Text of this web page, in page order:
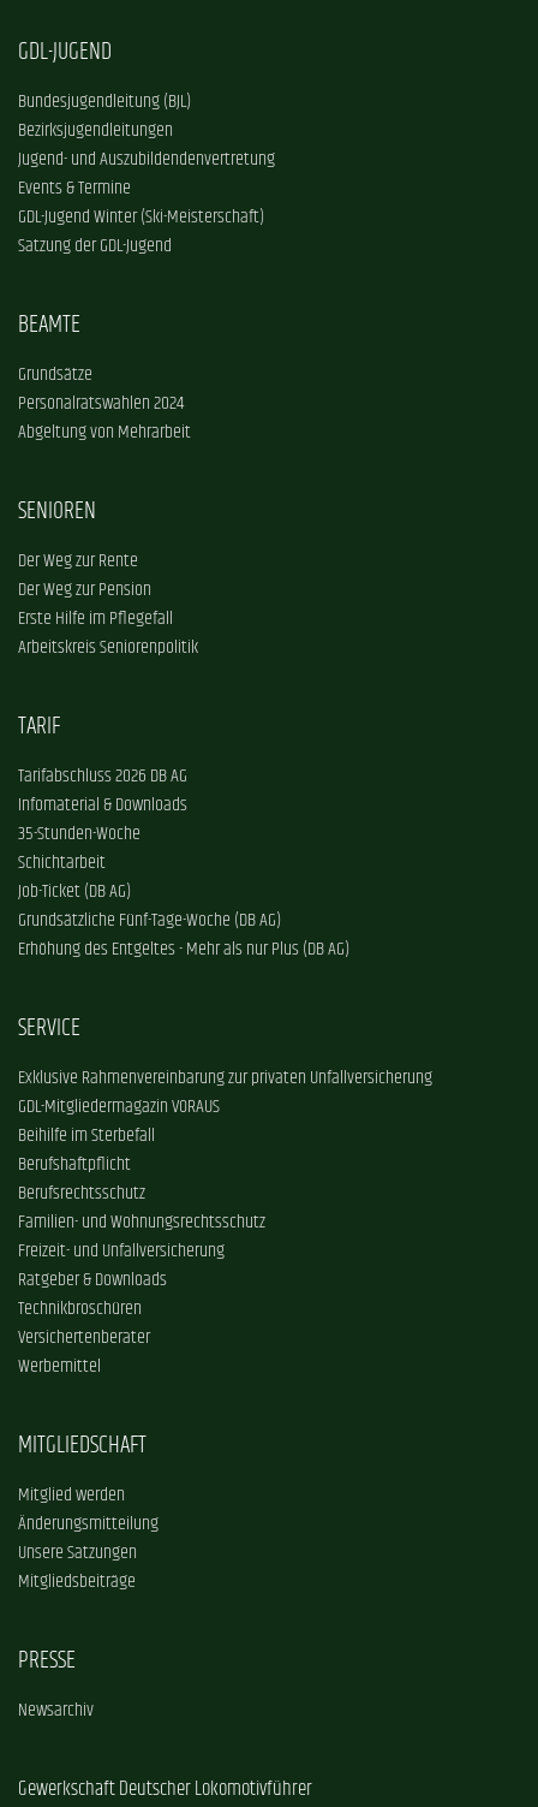
GDL-JUGEND
Bundesjugendleitung (BJL)
Bezirksjugendleitungen
Jugend- und Auszubildendenvertretung
Events & Termine
GDL-Jugend Winter (Ski-Meisterschaft)
Satzung der GDL-Jugend
BEAMTE
Grundsätze
Personalratswahlen 2024
Abgeltung von Mehrarbeit
SENIOREN
Der Weg zur Rente
Der Weg zur Pension
Erste Hilfe im Pflegefall
Arbeitskreis Seniorenpolitik
TARIF
Tarifabschluss 2026 DB AG
Infomaterial & Downloads
35-Stunden-Woche
Schichtarbeit
Job-Ticket (DB AG)
Grundsätzliche Fünf-Tage-Woche (DB AG)
Erhöhung des Entgeltes - Mehr als nur Plus (DB AG)
SERVICE
Exklusive Rahmenvereinbarung zur privaten Unfallversicherung
GDL-Mitgliedermagazin VORAUS
Beihilfe im Sterbefall
Berufshaftpflicht
Berufsrechtsschutz
Familien- und Wohnungsrechtsschutz
Freizeit- und Unfallversicherung
Ratgeber & Downloads
Technikbroschüren
Versichertenberater
Werbemittel
MITGLIEDSCHAFT
Mitglied werden
Änderungsmitteilung
Unsere Satzungen
Mitgliedsbeiträge
PRESSE
Newsarchiv
Gewerkschaft Deutscher Lokomotivführer